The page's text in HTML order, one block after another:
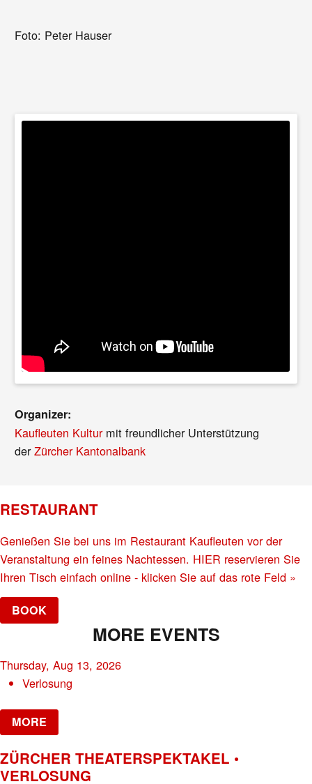
Foto: Peter Hauser
Organizer:
Kaufleuten Kulturmit freundlicher Unterstützung
derZürcher Kantonalbank
RESTAURANT
Genießen Sie bei uns im Restaurant Kaufleuten vor der
Veranstaltung ein feines Nachtessen. HIER reservieren Sie
Ihren Tisch einfach online - klicken Sie auf das rote Feld »
BOOK
MORE EVENTS
Thursday, Aug 13, 2026
Verlosung
MORE
ZÜRCHER THEATERSPEKTAKEL •
VERLOSUNG